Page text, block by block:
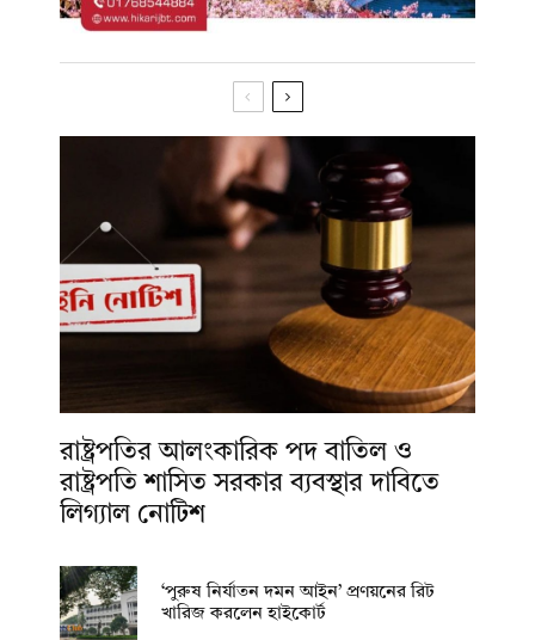
রাষ্ট্রপতির আলংকারিক পদ বাতিল ও
রাষ্ট্রপতি শাসিত সরকার ব্যবস্থার দাবিতে
লিগ্যাল নোটিশ
‘পুরুষ নির্যাতন দমন আইন’ প্রণয়নের রিট
খারিজ করলেন হাইকোর্ট